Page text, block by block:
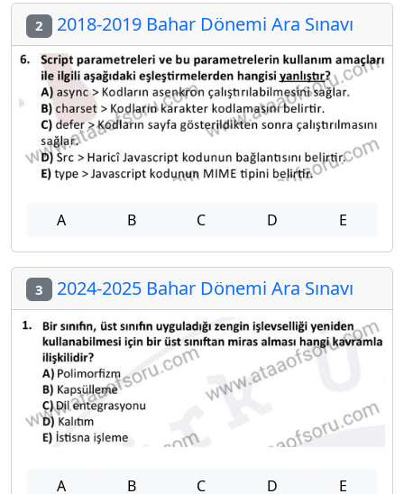
2 2018-2019 Bahar Dönemi Ara Sınavı
A B C D E
3 2024-2025 Bahar Dönemi Ara Sınavı
A B C D E